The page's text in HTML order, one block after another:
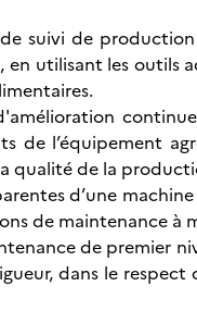
suivi de
utilisant les outils
de l’équipement
qualité de la
d’une
de maintenance
de premier
dans le